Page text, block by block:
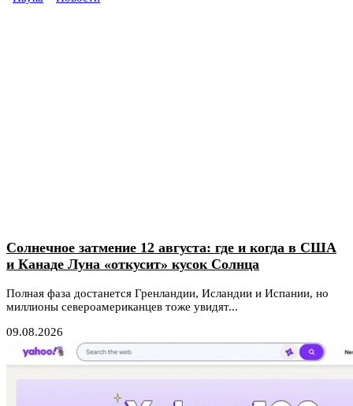
Солнечное затмение 12 августа: где и когда в США
и Канаде Луна «откусит» кусок Солнца
Полная фаза достанется Гренландии, Исландии и Испании, но
миллионы североамериканцев тоже увидят...
09.08.2026